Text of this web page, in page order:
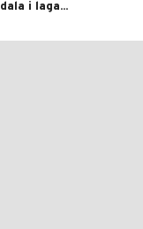
i laga...